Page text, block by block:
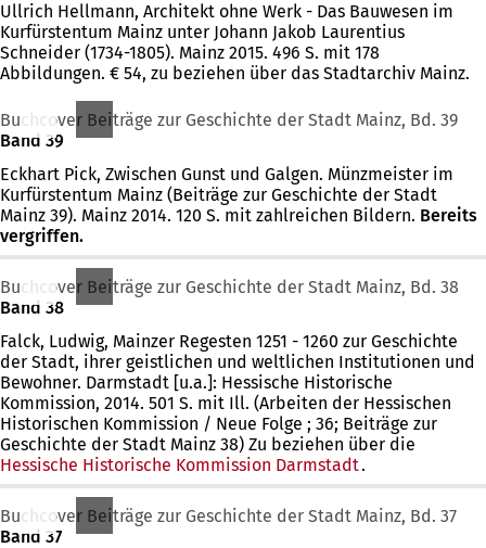
Ullrich Hellmann, Architekt ohne Werk - Das Bauwesen im
Kurfürstentum Mainz unter Johann Jakob Laurentius
Schneider (1734-1805). Mainz 2015. 496 S. mit 178
Abbildungen. € 54, zu beziehen über das Stadtarchiv Mainz.
Buchcover Beiträge zur Geschichte der Stadt Mainz, Bd. 39
Band 39
Eckhart Pick, Zwischen Gunst und Galgen. Münzmeister im
Kurfürstentum Mainz (Beiträge zur Geschichte der Stadt
Mainz 39). Mainz 2014. 120 S. mit zahlreichen Bildern. Bereits
vergriffen.
Buchcover Beiträge zur Geschichte der Stadt Mainz, Bd. 38
Band 38
Falck, Ludwig, Mainzer Regesten 1251 - 1260 zur Geschichte
der Stadt, ihrer geistlichen und weltlichen Institutionen und
Bewohner. Darmstadt [u.a.]: Hessische Historische
Kommission, 2014. 501 S. mit Ill. (Arbeiten der Hessischen
Historischen Kommission / Neue Folge ; 36; Beiträge zur
Geschichte der Stadt Mainz 38) Zu beziehen über die
Hessische Historische Kommission Darmstadt.
Buchcover Beiträge zur Geschichte der Stadt Mainz, Bd. 37
Band 37